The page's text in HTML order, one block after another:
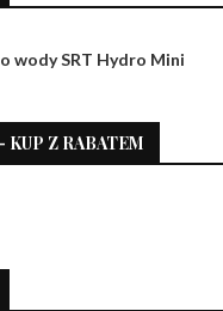
wody SRT Hydro Mini
KUP Z RABATEM